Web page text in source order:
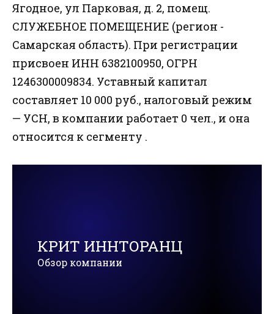
Ягодное, ул Парковая, д. 2, помещ.
СЛУЖЕБНОЕ ПОМЕЩЕНИЕ (регион -
Самарская область). При регистрации
присвоен ИНН 6382100950, ОГРН
1246300009834. Уставный капитал
составляет 10 000 руб., налоговый режим
— УСН, в компании работает 0 чел., и она
относится к сегменту .
КРИТ ИННТОРАНЦ
Обзор компании